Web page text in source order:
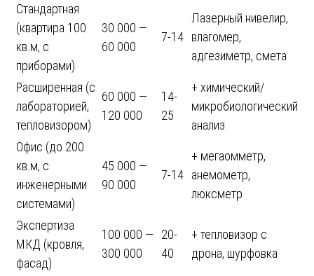
Стандартная
(квартира 100
кв.м, с
приборами)
30 000 —
60 000
7-14
Лазерный нивелир,
влагомер,
адгезиметр, смета
Расширенная (с
лабораторией,
тепловизором)
60 000 —
120 000
14-
25
+ химический/
микробиологический
анализ
Офис (до 200
кв.м, с
инженерными
системами)
45 000 —
90 000
7-14
+ мегаомметр,
анемометр,
люксметр
Экспертиза
МКД (кровля,
фасад)
100 000 —
300 000
20-
40
+ тепловизор с
дрона, шурфовка